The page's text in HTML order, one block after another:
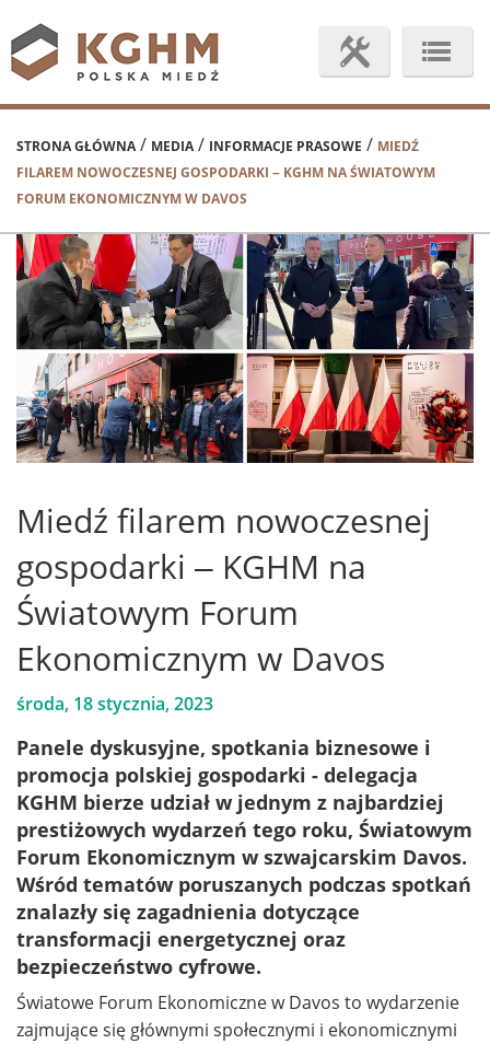
STRONA GŁÓWNA/ MEDIA/ INFORMACJE PRASOWE / MIEDŹ
FILAREM NOWOCZESNEJ GOSPODARKI – KGHM NA ŚWIATOWYM
FORUM EKONOMICZNYM W DAVOS
Miedź filarem nowoczesnej
gospodarki – KGHM na
Światowym Forum
Ekonomicznym w Davos
środa, 18 stycznia, 2023
Panele dyskusyjne, spotkania biznesowe i
promocja polskiej gospodarki - delegacja
KGHM bierze udział w jednym z najbardziej
prestiżowych wydarzeń tego roku, Światowym
Forum Ekonomicznym w szwajcarskim Davos.
Wśród tematów poruszanych podczas spotkań
znalazły się zagadnienia dotyczące
transformacji energetycznej oraz
bezpieczeństwo cyfrowe.
Światowe Forum Ekonomiczne w Davos to wydarzenie
zajmujące się głównymi społecznymi i ekonomicznymi